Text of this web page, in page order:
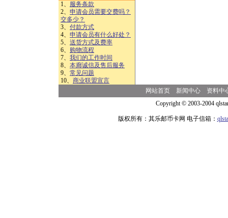
1、 服务条款
2、 申请会员需要交费吗？
交多少？
3、 付款方式
4、 申请会员有什么好处？
5、 送货方式及费率
6、 购物流程
7、 我们的工作时间
8、 本廊诚信及售后服务
9、 常见问题
10、 商业联盟宣言
网站首页 新闻中心
资料中
Copyright © 2003-2004
版权所有：其乐邮币卡网 电子信箱：